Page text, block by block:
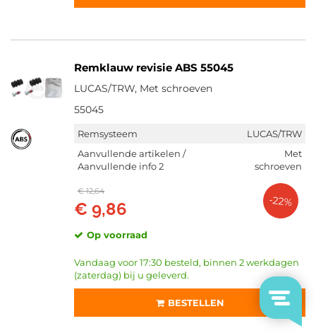
Remklauw revisie ABS 55045
LUCAS/TRW, Met schroeven
55045
Remsysteem
LUCAS/TRW
Aanvullende artikelen /
Aanvullende info 2
Met
schroeven
€ 12,64
€ 9,86 -22%
Op voorraad
Vandaag voor 17:30 besteld, binnen 2 werkdagen
(zaterdag) bij u geleverd.
BESTELLEN